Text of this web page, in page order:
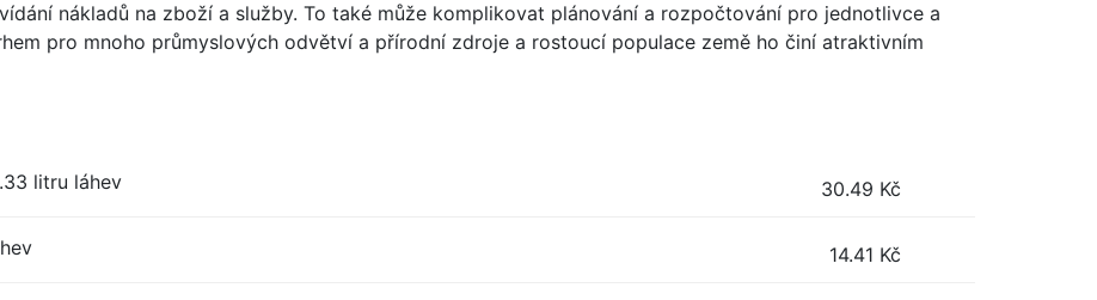
nákladů na zboží a služby. To také může komplikovat plánování a rozpočtování pro jednotlivce a
pro mnoho průmyslových odvětví a přírodní zdroje a rostoucí populace země ho činí atraktivním
litru láhev 30.49 Kč
14.41 Kč